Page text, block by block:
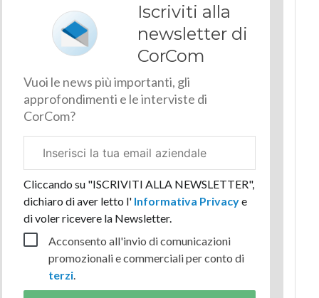
Iscriviti alla
newsletter di
CorCom
Vuoi le news più importanti, gli
approfondimenti e le interviste di
CorCom?
aziendale
Cliccando su "ISCRIVITI ALLA NEWSLETTER",
dichiaro di aver letto l'Informativa Privacye
di voler ricevere la Newsletter.
Acconsento all'invio di comunicazioni
promozionali e commerciali per conto di
terzi.